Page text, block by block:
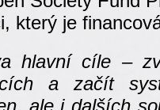
který je
hlavní cíle –
a začít